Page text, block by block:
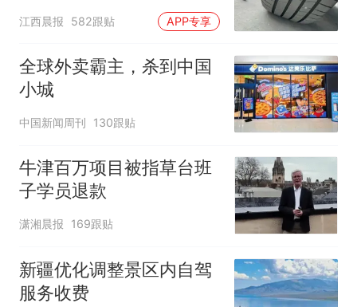
修理店铺换胎价格高达千
元，官方发布情况通报
江西晨报 582跟贴 APP专享
全球外卖霸主，杀到中国
小城
中国新闻周刊 130跟贴
牛津百万项目被指草台班
子学员退款
潇湘晨报 169跟贴
新疆优化调整景区内自驾
服务收费